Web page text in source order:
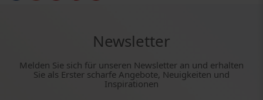
Newsletter
Melden Sie sich für unseren Newsletter an und erhalten
Sie als Erster scharfe Angebote, Neuigkeiten und
Inspirationen